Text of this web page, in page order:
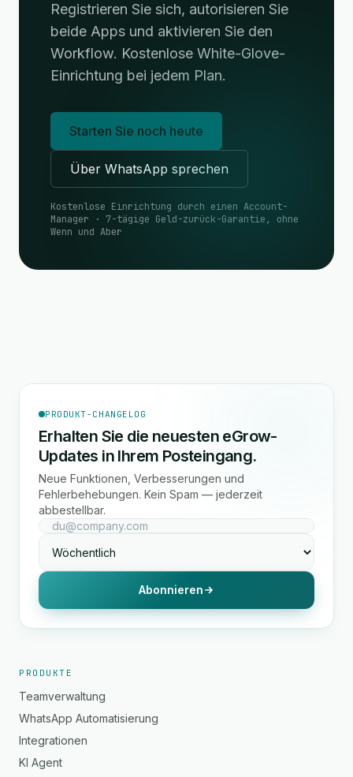
Registrieren Sie sich, autorisieren Sie
beide Apps und aktivieren Sie den
Workflow. Kostenlose White-Glove-
Einrichtung bei jedem Plan.
Starten Sie noch heute
Über WhatsApp sprechen
Kostenlose Einrichtung durch einen Account-
Manager · 7-tägige Geld-zurück-Garantie, ohne
Wenn und Aber
PRODUKT-CHANGELOG
Erhalten Sie die neuesten eGrow-
Updates in Ihrem Posteingang.
Neue Funktionen, Verbesserungen und
Fehlerbehebungen. Kein Spam — jederzeit
abbestellbar.
Abonnieren
PRODUKTE
Teamverwaltung
WhatsApp Automatisierung
Integrationen
KI Agent